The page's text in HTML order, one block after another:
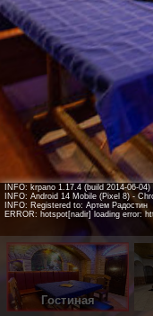
Гостиная
INFO: krpano 1.17.4 (build 2014-06-04)
INFO: Android 14 Mobile (Pixel 8) -
INFO: Registered to: Артем Радостин
ERROR: hotspot[nadir] loading error: